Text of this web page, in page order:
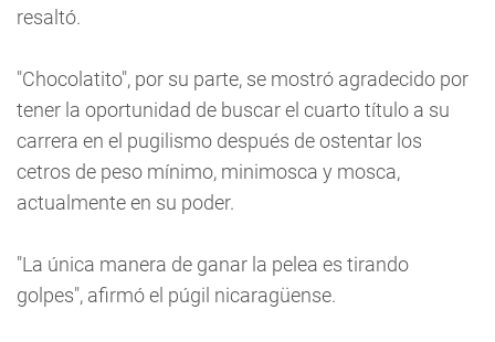
resaltó.
"Chocolatito", por su parte, se mostró agradecido por
tener la oportunidad de buscar el cuarto título a su
carrera en el pugilismo después de ostentar los
cetros de peso mínimo, minimosca y mosca,
actualmente en su poder.
"La única manera de ganar la pelea es tirando
golpes", afirmó el púgil nicaragüense.